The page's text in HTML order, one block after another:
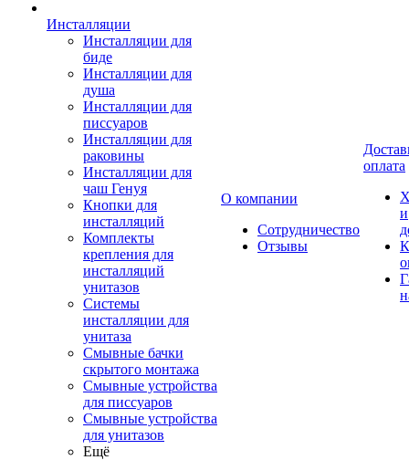
Инсталляции
Инсталляции для
биде
Инсталляции для
душа
Инсталляции для
писсуаров
Инсталляции для
раковины
Инсталляции для
чаш Генуя
Кнопки для
инсталляций
Комплекты
крепления для
инсталляций
унитазов
Системы
инсталляции для
унитаза
Смывные бачки
скрытого монтажа
Смывные устройства
для писсуаров
Смывные устройства
для унитазов
Ещё
О компании
Сотрудничество
Отзывы
оплата
и